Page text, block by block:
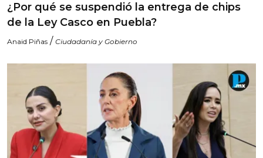
¿Por qué se suspendió la entrega de chips
de la Ley Casco en Puebla?
Anaid Piñas / Ciudadanía y Gobierno